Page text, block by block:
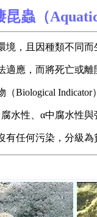
昆蟲 （
境，且因種類不同
應，而將死亡或
Biological
水性、α中腐水性
有任何污染，分級為